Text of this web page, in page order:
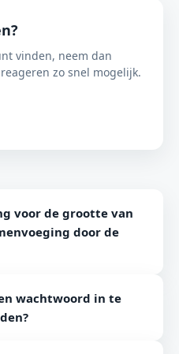
vinden, neem dan
zo snel mogelijk.
voor de grootte van
door de
van PDF-
wachtwoord in te